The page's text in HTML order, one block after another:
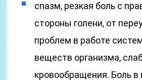
спазм, резкая боль с
стороны голени, от
проблем в работе
веществ организма,
кровообращения. Боль в